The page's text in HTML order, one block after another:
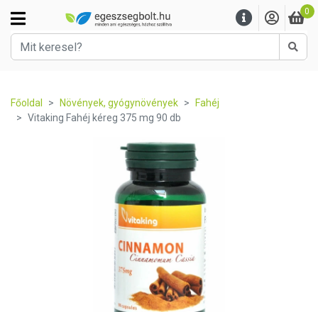
0
Főoldal Növények, gyógynövények
Fahéj
Vitaking Fahéj kéreg 375 mg 90 db